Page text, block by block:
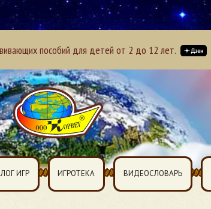
пособий для детей от 2 до 12 лет.
ИГР ИГРОТЕКА ВИДЕОСЛОВАРЬ